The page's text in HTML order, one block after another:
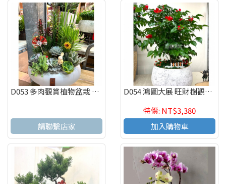
D053 多肉觀賞植物盆栽 辦公室療癒紓壓盆栽 觀葉盆栽
請聯繫店家
D054 鴻圖大展 旺財樹觀葉植物組合盆栽 桌上組合盆
特價: NT$3,380
加入購物車